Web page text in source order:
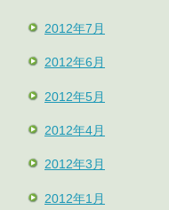
2012年7月
2012年6月
2012年5月
2012年4月
2012年3月
2012年1月